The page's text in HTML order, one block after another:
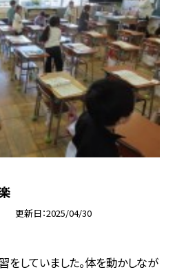
更新日 2025/04/30
していました。体を動かしなが